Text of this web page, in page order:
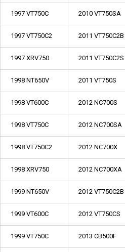
1997 VT750C 2010 VT750SA
1997 VT750C2 2011 VT750C2B
1997 XRV750 2011 VT750C2S
1998 NT650V 2011 VT750S
1998 VT600C 2012 NC700S
1998 VT750C 2012 NC700SA
1998 VT750C2 2012 NC700X
1998 XRV750 2012 NC700XA
1999 NT650V 2012 VT750C2B
1999 VT600C 2012 VT750CS
1999 VT750C 2013 CB500F